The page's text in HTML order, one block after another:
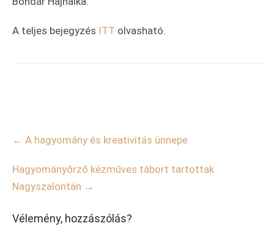
A teljes bejegyzés ITT olvasható.
Post
navigation
← A hagyomány és kreativitás ünnepe
Hagyományőrző kézműves tábort tartottak
Nagyszalontán →
Vélemény, hozzászólás?